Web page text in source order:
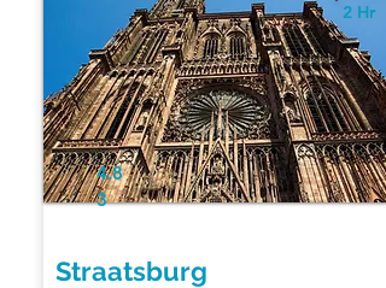
4.8
3
Straatsburg
2 Hr